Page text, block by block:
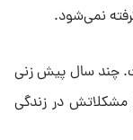
نمی‌شود.
چند سال پیش زنی
مشکلاتش در زندگی